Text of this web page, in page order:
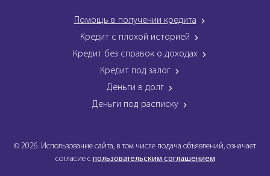
Помощь в получении кредита
Кредит с плохой историей
Кредит без справок о доходах
Кредит под залог
Деньги в долг
Деньги под расписку
© 2026. Использование сайта, в том числе подача объявлений, означает
согласие с пользовательским соглашением